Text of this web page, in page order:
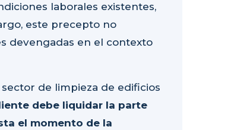
laborales existentes,
este precepto no
devengadas en el contexto
de limpieza de edificios
debe liquidar la parte
el momento de la